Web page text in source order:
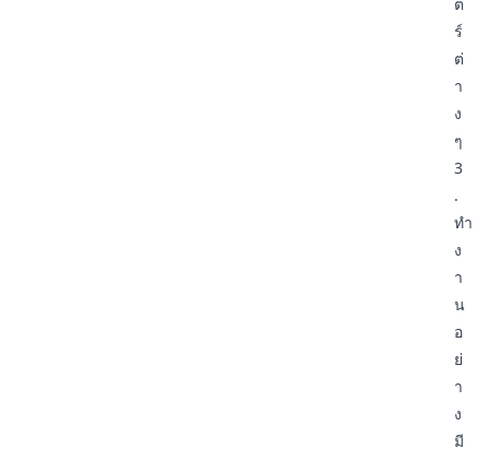
ร์
ต่
า
ง
ๆ
3
.
ทำ
ง
า
น
อ
ย่
า
ง
มี